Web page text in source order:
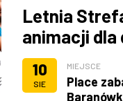
Letnia
animacji dla
10
SIE
MIEJSCE
Place